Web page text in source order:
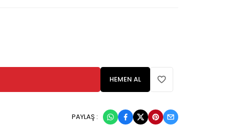
HEMEN AL
PAYLAŞ :